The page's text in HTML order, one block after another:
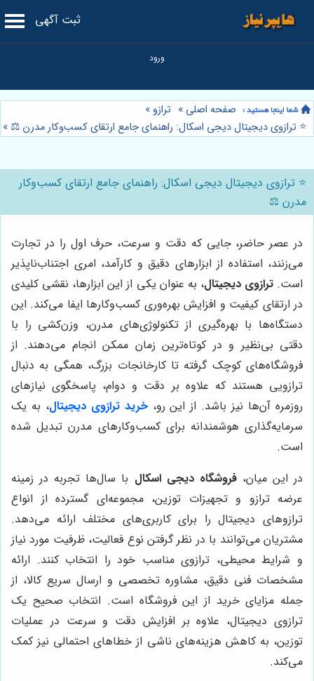
ثبت آگهی
صفحه اصلی » ترازو »
⭐️ ترازوی دیجیتال دیجی اسکال: راهنمای جامع ارتقای کسب‌وکار مدرن ⚖️ »
⭐️ ترازوی دیجیتال دیجی اسکال: راهنمای جامع ارتقای کسب‌وکار
مدرن ⚖️
در عصر حاضر، جایی که دقت و سرعت، حرف اول را در تجارت
می‌زنند، استفاده از ابزارهای دقیق و کارآمد، امری اجتناب‌ناپذیر
است.ترازوی دیجیتال، به عنوان یکی از این ابزارها، نقشی کلیدی
در ارتقای کیفیت و افزایش بهره‌وری کسب‌وکارها ایفا می‌کند. این
دستگاه‌ها با بهره‌گیری از تکنولوژی‌های مدرن، وزن‌کشی را با
دقتی بی‌نظیر و در کوتاه‌ترین زمان ممکن انجام می‌دهند. از
فروشگاه‌های کوچک گرفته تا کارخانجات بزرگ، همگی به دنبال
ترازویی هستند که علاوه بر دقت و دوام، پاسخگوی نیازهای
روزمره آن‌ها نیز باشد. از این رو،خرید ترازوی دیجیتال، به یک
سرمایه‌گذاری هوشمندانه برای کسب‌وکارهای مدرن تبدیل شده
است.
در این میان،فروشگاه دیجی اسکال با سال‌ها تجربه در زمینه
عرضه ترازو و تجهیزات توزین، مجموعه‌ای گسترده از انواع
ترازوهای دیجیتال را برای کاربری‌های مختلف ارائه می‌دهد.
مشتریان می‌توانند با در نظر گرفتن نوع فعالیت، ظرفیت مورد نیاز
و شرایط محیطی، ترازوی مناسب خود را انتخاب کنند. ارائه
مشخصات فنی دقیق، مشاوره تخصصی و ارسال سریع کالا، از
جمله مزایای خرید از این فروشگاه است. انتخاب صحیح یک
ترازوی دیجیتال، علاوه بر افزایش دقت و سرعت در عملیات
توزین، به کاهش هزینه‌های ناشی از خطاهای احتمالی نیز کمک
می‌کند.